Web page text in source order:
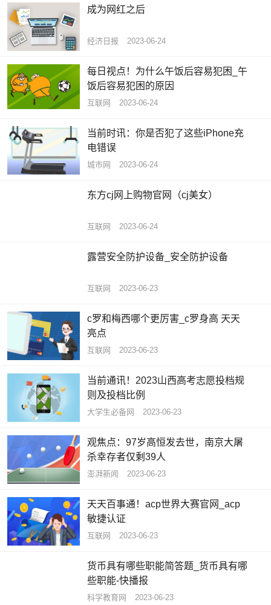
成为网红之后
经济日报 2023-06-24
每日视点！为什么午饭后容易犯困_午
饭后容易犯困的原因
互联网 2023-06-24
当前时讯：你是否犯了这些iPhone充
电错误
城市网 2023-06-24
东方cj网上购物官网（cj美女）
互联网 2023-06-24
露营安全防护设备_安全防护设备
互联网 2023-06-23
c罗和梅西哪个更厉害_c罗身高 天天
亮点
互联网 2023-06-23
当前通讯！2023山西高考志愿投档规
则及投档比例
大学生必备网 2023-06-23
观焦点：97岁高恒发去世，南京大屠
杀幸存者仅剩39人
澎湃新闻 2023-06-23
天天百事通！acp世界大赛官网_acp
敏捷认证
互联网 2023-06-23
货币具有哪些职能简答题_货币具有哪
些职能-快播报
科学教育网 2023-06-23